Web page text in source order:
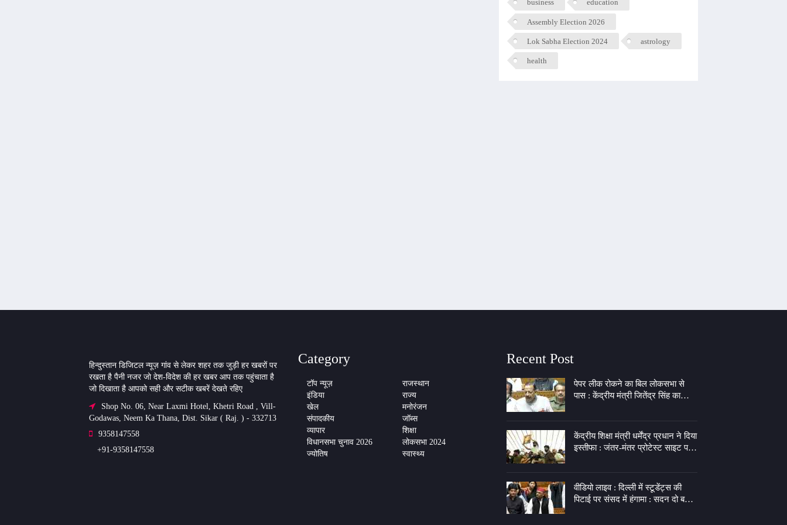
business education
Assembly Election 2026
Lok Sabha Election 2024 astrology
health
हिन्दुस्तान डिजिटल न्यूज़ गांव से लेकर शहर तक जुड़ी हर खबरों पर
रखता है पैनी नजर जो देश-विदेश की हर खबर आप तक पहुंचाता है
जो दिखाता है आपको सही और सटीक खबरें देखते रहिए
Shop No. 06, Near Laxmi Hotel, Khetri Road , Vill-
Godawas, Neem Ka Thana, Dist. Sikar ( Raj. ) - 332713
9358147558
+91-9358147558
Category
टॉप न्यूज़
राजस्थान
इंडिया
राज्य
खेल
मनोरंजन
संपादकीय
जॉब्स
व्यापार
शिक्षा
विधानसभा चुनाव 2026
लोकसभा 2024
ज्योतिष
स्वास्थ्य
Recent Post
पेपर लीक रोकने का बिल लोकसभा से
पास : केंद्रीय मंत्री जितेंद्र सिंह का
केंद्रीय शिक्षा मंत्री धर्मेंद्र प्रधान ने दिया
इस्तीफा : जंतर-मंतर प्रोटेस्ट साइट पर
वीडियो लाइव : दिल्ली में स्टूडेंट्स की
पिटाई पर संसद में हंगामा : सदन दो बजे